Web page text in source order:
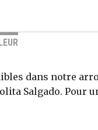
dans notre
Salgado. Pour